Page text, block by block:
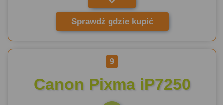
Sprawdź gdzie kupić
9
Canon Pixma iP7250